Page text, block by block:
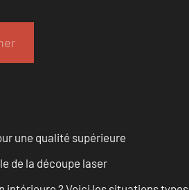
une qualité supérieure
de la découpe laser